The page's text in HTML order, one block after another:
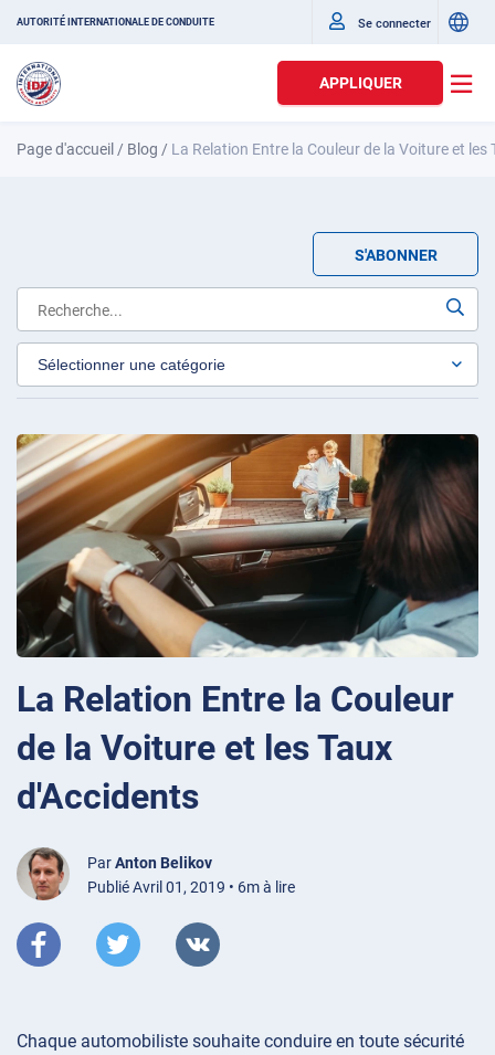
AUTORITÉ INTERNATIONALE DE CONDUITE Se connecter
APPLIQUER
Page d'accueil / Blog / La Relation Entre la Couleur de la Voiture et les
S'ABONNER
La Relation Entre la Couleur
de la Voiture et les Taux
d'Accidents
ParAnton Belikov
Publié Avril 01, 2019 • 6m à lire
Chaque automobiliste souhaite conduire en toute sécurité